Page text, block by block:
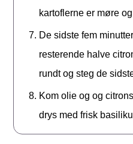
kartoflerne er møre
De sidste fem
resterende halve
rundt og steg de
Kom olie og og
drys med frisk